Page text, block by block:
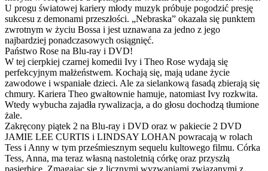
U progu światowej kariery młody muzyk próbuje pogodzić presję
sukcesu z demonami przeszłości. „Nebraska” okazała się punktem
zwrotnym w życiu Bossa i jest uznawana za jedno z jego
najbardziej ponadczasowych osiągnięć.
Państwo Rose na Blu-ray i DVD!
W tej cierpkiej czarnej komedii Ivy i Theo Rose wydają się
perfekcyjnym małżeństwem. Kochają się, mają udane życie
zawodowe i wspaniałe dzieci. Ale za sielankową fasadą zbierają się
chmury. Kariera Theo gwałtownie hamuje, natomiast Ivy rozkwita.
Wtedy wybucha zajadła rywalizacja, a do głosu dochodzą tłumione
żale.
Zakręcony piątek 2 na Blu-ray i DVD oraz w pakiecie 2 DVD
JAMIE LEE CURTIS i LINDSAY LOHAN powracają w rolach
Tess i Anny w tym prześmiesznym sequelu kultowego filmu. Córka
Tess, Anna, ma teraz własną nastoletnią córkę oraz przyszłą
pasierbicę. Zmagając się z licznymi wyzwaniami związanymi z